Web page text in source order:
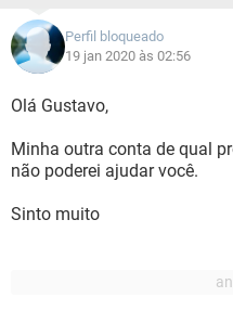
Perfil bloqueado
19 jan 2020 às 02:56
Olá Gustavo,
Minha outra conta de qual
não poderei ajudar você.
Sinto muito